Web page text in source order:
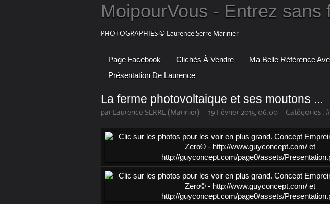
MoipourVous - Entrez sans
PHOTOGRAPHIES © Laurence Serre Marinier
Page Facebook Clichés À Vendre Ma Belle Référence
Présentation De Laurence
La ferme photovoltaique et ses moutons ...
par Laurence SERRE (Marinier) - 19 Février 2015, 06:00 - Catégories :